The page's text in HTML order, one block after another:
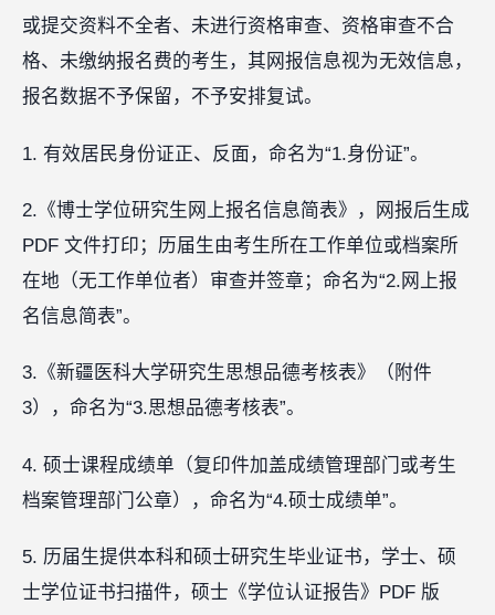
或提交资料不全者、未进行资格审查、资格审查不合
格、未缴纳报名费的考生，其网报信息视为无效信息，
报名数据不予保留，不予安排复试。
1. 有效居民身份证正、反面，命名为“1.身份证”。
2.《博士学位研究生网上报名信息简表》，网报后生成
PDF 文件打印；历届生由考生所在工作单位或档案所
在地（无工作单位者）审查并签章；命名为“2.网上报
名信息简表”。
3.《新疆医科大学研究生思想品德考核表》（附件
3），命名为“3.思想品德考核表”。
4. 硕士课程成绩单（复印件加盖成绩管理部门或考生
档案管理部门公章），命名为“4.硕士成绩单”。
5. 历届生提供本科和硕士研究生毕业证书，学士、硕
士学位证书扫描件，硕士《学位认证报告》PDF 版